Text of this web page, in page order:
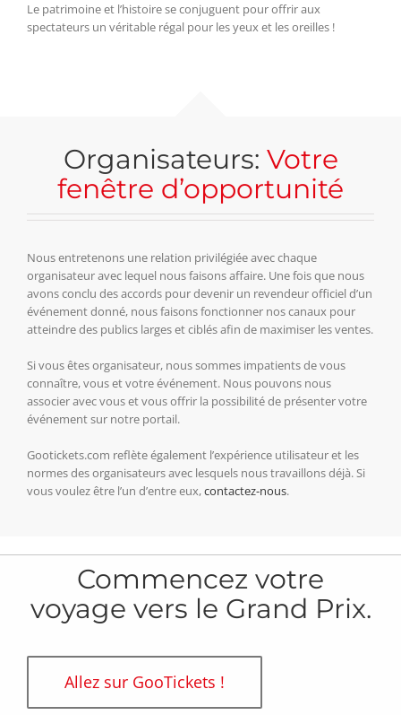
Le patrimoine et l’histoire se conjuguent pour offrir aux
spectateurs un véritable régal pour les yeux et les oreilles !
Organisateurs: Votre
fenêtre d’opportunité
Nous entretenons une relation privilégiée avec chaque
organisateur avec lequel nous faisons affaire. Une fois que nous
avons conclu des accords pour devenir un revendeur officiel d’un
événement donné, nous faisons fonctionner nos canaux pour
atteindre des publics larges et ciblés afin de maximiser les ventes.
Si vous êtes organisateur, nous sommes impatients de vous
connaître, vous et votre événement. Nous pouvons nous
associer avec vous et vous offrir la possibilité de présenter votre
événement sur notre portail.
Gootickets.com reflète également l’expérience utilisateur et les
normes des organisateurs avec lesquels nous travaillons déjà. Si
vous voulez être l’un d’entre eux,contactez-nous.
Commencez votre
voyage vers le Grand Prix.
Allez sur GooTickets !